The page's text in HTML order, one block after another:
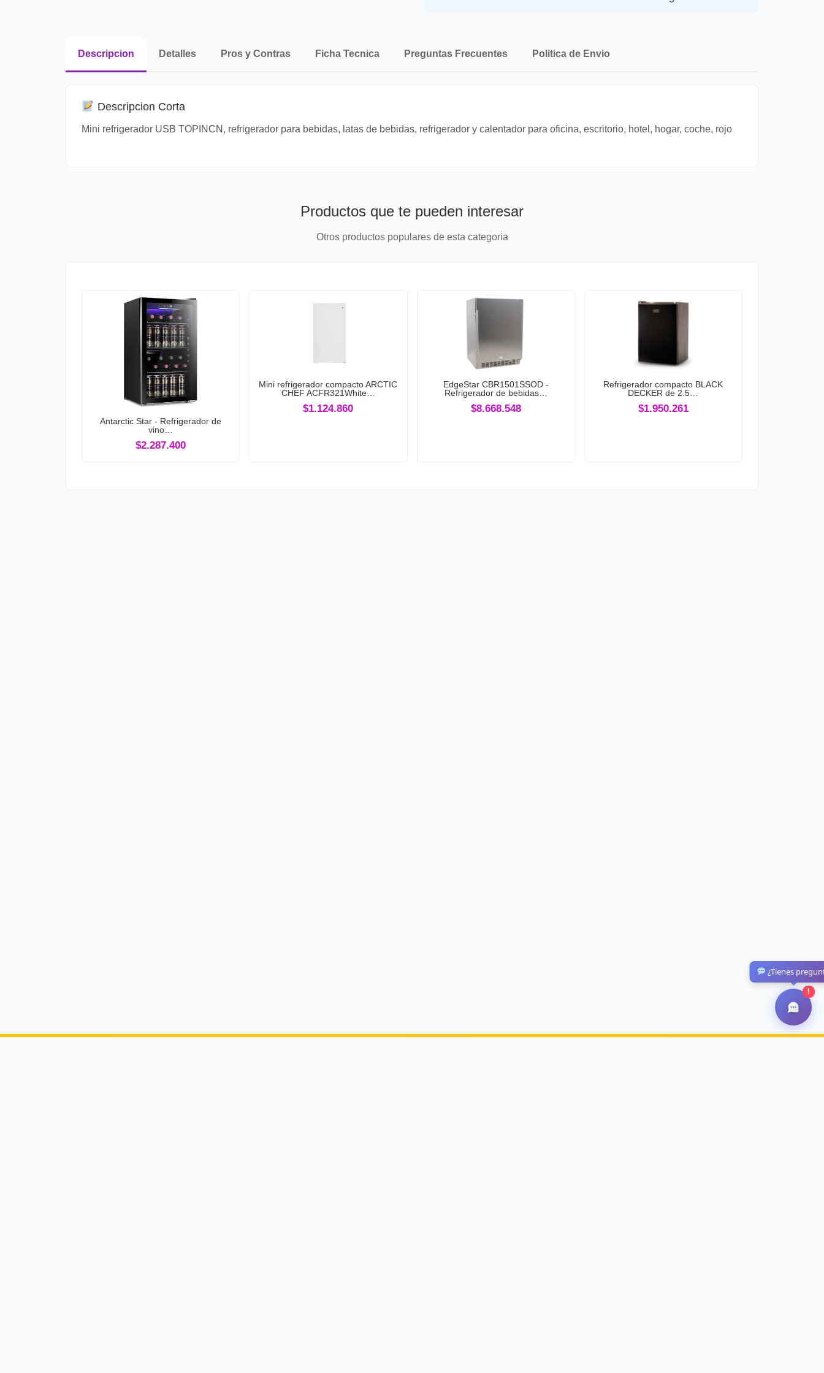
Descripcion Detalles Pros y Contras Ficha Tecnica Preguntas Frecuentes Politica de Envio
Descripcion Corta
Mini refrigerador USB TOPINCN, refrigerador para bebidas, latas de bebidas, refrigerador y calentador para oficina, escritorio, hotel, hogar, coche, rojo
Productos que te pueden interesar
Otros productos populares de esta categoria
Antarctic Star - Refrigerador de
vino…
$2.287.400
Mini refrigerador compacto ARCTIC
CHEF ACFR321White…
$1.124.860
EdgeStar CBR1501SSOD -
Refrigerador de bebidas…
$8.668.548
Refrigerador compacto BLACK
DECKER de 2.5…
$1.950.261
!
¿Tienes